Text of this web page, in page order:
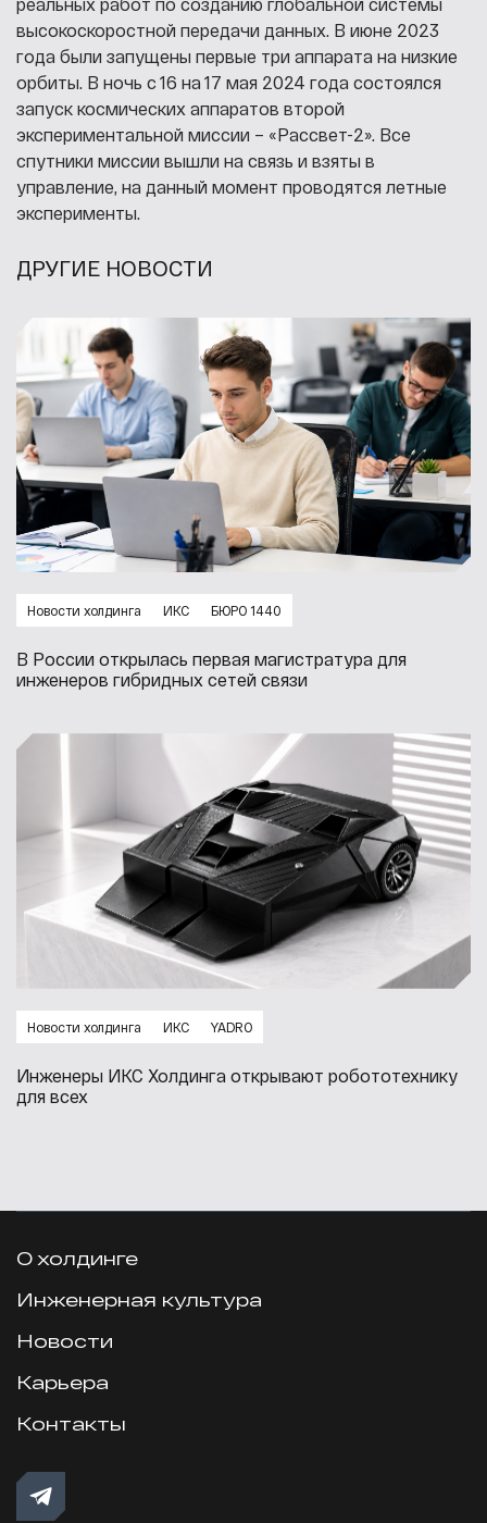
высокоскоростной передачи данных. В июне 2023
года были запущены первые три аппарата на низкие
орбиты. В ночь с 16 на 17 мая 2024 года состоялся
запуск космических аппаратов второй
экспериментальной миссии – «Рассвет-2». Все
спутники миссии вышли на связь и взяты в
управление, на данный момент проводятся летные
эксперименты.
ДРУГИЕ НОВОСТИ
Новости холдинга ИКС БЮРО 1440
В России открылась первая магистратура для
инженеров гибридных сетей связи
Новости холдинга ИКС YADRO
Инженеры ИКС Холдинга открывают робототехнику
для всех
О холдинге
Инженерная культура
Новости
Карьера
Контакты